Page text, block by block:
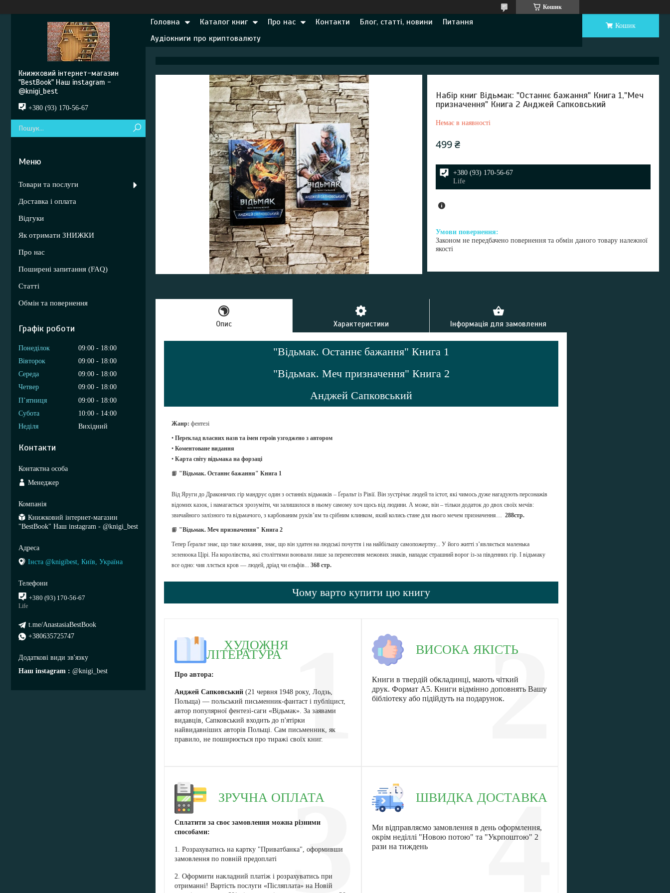
Кошик
Головна Каталог книг Про нас Контакти Блог, статті, новини
Питання
Аудіокниги про криптовалюту
Кошик
Набір книг Відьмак: "Останнє бажання" Книга 1,"Меч
призначення" Книга 2 Анджей Сапковський
Немає в наявності
499 ₴
+380 (93) 170-56-67
Life
Законом не передбачено повернення та обмін даного товару належної
якості
Опис Характеристики Інформація для замовлення
"Відьмак. Останнє бажання" Книга 1
"Відьмак. Меч призначення" Книга 2
Анджей Сапковський
Жанр: фентезі
• Переклад власних назв та імен героїв узгоджено з автором
• Коментоване видання
• Карта світу відьмака на форзаці
📙 "Відьмак. Останнє бажання" Книга 1
Від Яруги до Драконячих гір мандрує один з останніх відьмаків – Ґеральт із Рівії. Він зустрічає людей та істот, які чимось дуже нагадують персонажів
відомих казок, і намагається зрозуміти, чи залишилося в ньому самому хоч щось від людини. А може, він – тільки додаток до двох своїх мечів:
звичайного залізного та відьмачого, з карбованим руків’ям та срібним клинком, який колись стане для нього мечем призначення… 288стр.
📙 "Відьмак. Меч призначення" Книга 2
Тепер Ґеральт знає, що таке кохання, знає, що він здатен на людські почуття і на найбільшу самопожертву... У його житті з’являється маленька
зеленоока Цірі. На королівства, які століттями воювали лише за перенесення межових знаків, нападає страшний ворог із-за південних гір. І відьмаку
все одно: чия ллється кров — людей, дріад чи ельфів... 368 стр.
Чому варто купити цю книгу
1
ХУДОЖНЯ
ЛІТЕРАТУРА
Про автора:
Анджей Сапковський (21 червня 1948 року, Лодзь,
Польща) — польський письменник-фантаст і публіцист,
автор популярної фентезі-саги «Відьмак». За заявами
видавців, Сапковський входить до п'ятірки
найвидавніших авторів Польщі. Сам письменник, як
правило, не поширюється про тиражі своїх книг.
2
ВИСОКА ЯКІСТЬ
Книги в твердій обкладинці, мають чіткий
друк. Формат А5. Книги відмінно доповнять Вашу
бібліотеку або підійдуть на подарунок.
3
ЗРУЧНА ОПЛАТА
Сплатити за своє замовлення можна різними
способами:
1. Розрахуватись на картку "Приватбанка", оформивши
замовлення по повній предоплаті
2. Оформити накладний платіж і розрахуватись при
отриманні! Вартість послуги «Післяплата» на Новій
4
ШВИДКА ДОСТАВКА
Ми відправляємо замовлення в день оформлення,
окрім неділлі "Новою потою" та "Укрпоштою" 2
рази на тиждень
Книжковий інтернет-магазин
"BestBook" Наш instagram -
@knigi_best
+380 (93) 170-56-67
Товари та послуги
Доставка і оплата
Відгуки
Як отримати ЗНИЖКИ
Про нас
Поширені запитання (FAQ)
Статті
Обмін та повернення
Графік роботи
Понеділок 09:00
18:00
Вівторок
09:00
18:00
Середа
09:00
18:00
Четвер
09:00
18:00
Пʼятниця
09:00
18:00
Субота
10:00
14:00
Неділя
Вихідний
Контакти
Менеджер
Книжковий інтернет-магазин
"BestBook" Наш instagram - @knigi_best
Інста @knigibest, Київ, Україна
+380 (93) 170-56-67
Life
t.me/AnastasiaBestBook
+380635725747
Наш instagram @knigi_best